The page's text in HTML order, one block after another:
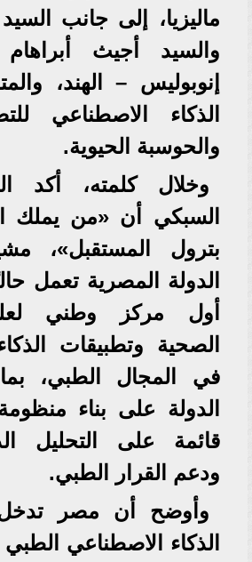
ماليزيا، إلى جانب
والسيد أجيث
إنوبوليس – الهند،
الذكاء الاصطناعي
والحوسبة الحيوية.
وخلال كلمته، أكد
السبكي أن «من يملك
بترول المستقبل»،
الدولة المصرية تعمل
أول مركز وطني
الصحية وتطبيقات
في المجال الطبي،
الدولة على بناء
قائمة على التحليل
ودعم القرار الطبي.
وأوضح أن مصر
الذكاء الاصطناعي